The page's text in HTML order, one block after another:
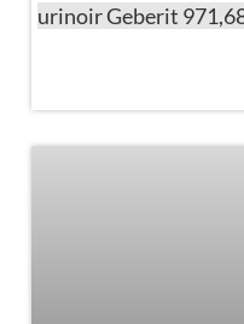
urinoir Geberit